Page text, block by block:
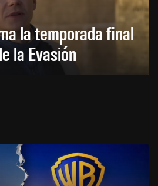
la temporada final
la Evasión